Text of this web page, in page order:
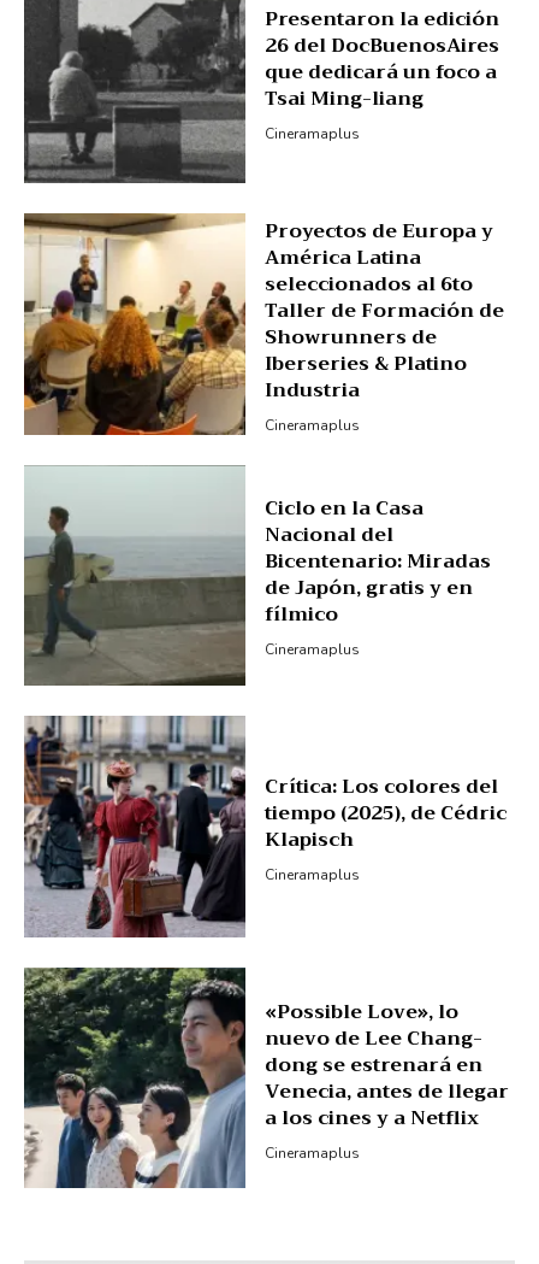
Presentaron la edición
26 del DocBuenosAires
que dedicará un foco a
Tsai Ming-liang
Cineramaplus
Proyectos de Europa y
América Latina
seleccionados al 6to
Taller de Formación de
Showrunners de
Iberseries & Platino
Industria
Cineramaplus
Ciclo en la Casa
Nacional del
Bicentenario: Miradas
de Japón, gratis y en
fílmico
Cineramaplus
Crítica: Los colores del
tiempo (2025), de Cédric
Klapisch
Cineramaplus
«Possible Love», lo
nuevo de Lee Chang-
dong se estrenará en
Venecia, antes de llegar
a los cines y a Netflix
Cineramaplus